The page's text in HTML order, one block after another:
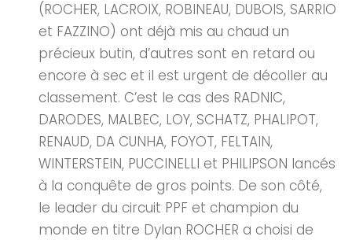
(ROCHER, LACROIX, ROBINEAU, DUBOIS, SARRIO
et FAZZINO) ont déjà mis au chaud un
précieux butin, d’autres sont en retard ou
encore à sec et il est urgent de décoller au
classement. C’est le cas des RADNIC,
DARODES, MALBEC, LOY, SCHATZ, PHALIPOT,
RENAUD, DA CUNHA, FOYOT, FELTAIN,
WINTERSTEIN, PUCCINELLI et PHILIPSON lancés
à la conquête de gros points. De son côté,
le leader du circuit PPF et champion du
monde en titre Dylan ROCHER a choisi de